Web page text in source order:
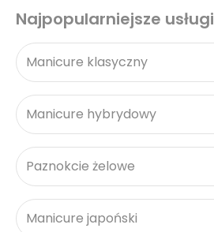
Najpopularniejsze usługi
Manicure klasyczny
Manicure hybrydowy
Paznokcie żelowe
Manicure japoński